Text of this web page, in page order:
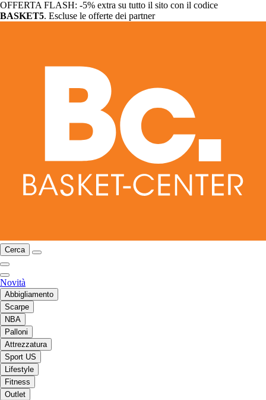
OFFERTA FLASH: -5% extra su tutto il sito con il codice
BASKET5. Escluse le offerte dei partner
Cerca
Novità
Abbigliamento
Scarpe
NBA
Palloni
Attrezzatura
Sport US
Lifestyle
Fitness
Outlet